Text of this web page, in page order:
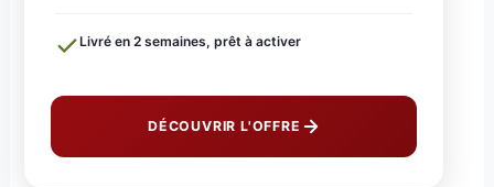
Livré en 2 semaines, prêt à activer
DÉCOUVRIR L'OFFRE